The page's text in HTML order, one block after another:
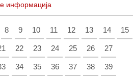
информација
8 9 10 11 12 13 14 15
22 23 24 25 26 27
34 35 36 37 38 39